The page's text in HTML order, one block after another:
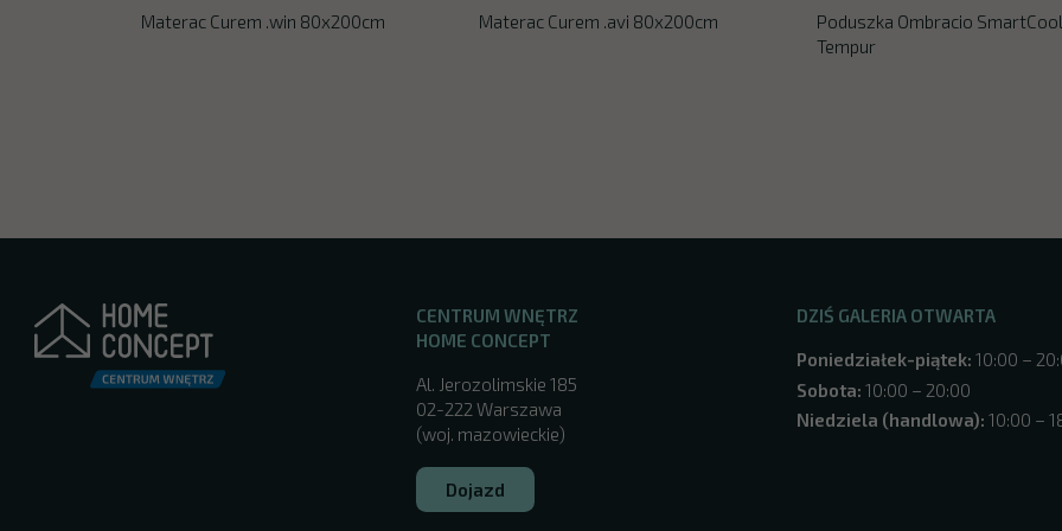
Materac Curem .win 80x200cm Materac Curem .avi 80x200cm
Poduszka Ombracio SmartCool
Tempur
CENTRUM WNĘTRZ
HOME CONCEPT
Al. Jerozolimskie 185
02-222 Warszawa
(woj. mazowieckie)
Dojazd
DZIŚ GALERIA OTWARTA
Poniedziałek-piątek: 10:00 –
Sobota: 10:00 – 20:00
Niedziela (handlowa): 10:00 –